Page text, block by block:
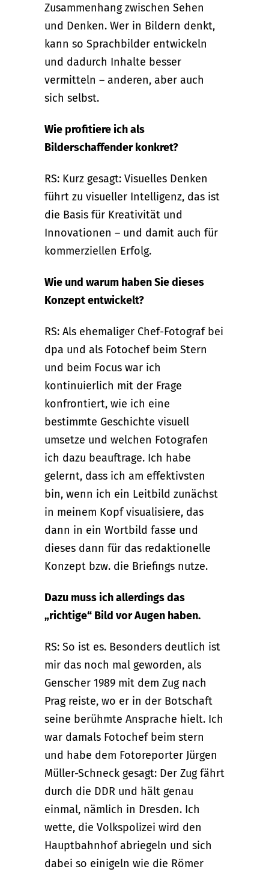
Zusammenhang zwischen Sehen
und Denken. Wer in Bildern denkt,
kann so Sprachbilder entwickeln
und dadurch Inhalte besser
vermitteln – anderen, aber auch
sich selbst.
Wie profitiere ich als
Bilderschaffender konkret?
RS: Kurz gesagt: Visuelles Denken
führt zu visueller Intelligenz, das ist
die Basis für Kreativität und
Innovationen – und damit auch für
kommerziellen Erfolg.
Wie und warum haben Sie dieses
Konzept entwickelt?
RS: Als ehemaliger Chef-Fotograf bei
dpa und als Fotochef beim Stern
und beim Focus war ich
kontinuierlich mit der Frage
konfrontiert, wie ich eine
bestimmte Geschichte visuell
umsetze und welchen Fotografen
ich dazu beauftrage. Ich habe
gelernt, dass ich am effektivsten
bin, wenn ich ein Leitbild zunächst
in meinem Kopf visualisiere, das
dann in ein Wortbild fasse und
dieses dann für das redaktionelle
Konzept bzw. die Briefings nutze.
Dazu muss ich allerdings das
„richtige“ Bild vor Augen haben.
RS: So ist es. Besonders deutlich ist
mir das noch mal geworden, als
Genscher 1989 mit dem Zug nach
Prag reiste, wo er in der Botschaft
seine berühmte Ansprache hielt. Ich
war damals Fotochef beim stern
und habe dem Fotoreporter Jürgen
Müller-Schneck gesagt: Der Zug fährt
durch die DDR und hält genau
einmal, nämlich in Dresden. Ich
wette, die Volkspolizei wird den
Hauptbahnhof abriegeln und sich
dabei so einigeln wie die Römer